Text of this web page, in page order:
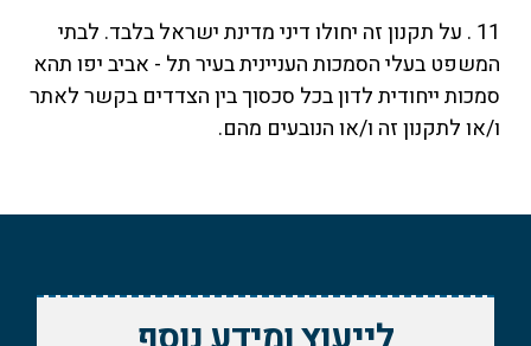
11 . על תקנון זה יחולו דיני מדינת ישראל בלבד. לבתי
המשפט בעלי הסמכות העניינית בעיר תל - אביב יפו תהא
סמכות ייחודית לדון בכל סכסוך בין הצדדים בקשר לאתר
ו/או לתקנון זה ו/או הנובעים מהם.